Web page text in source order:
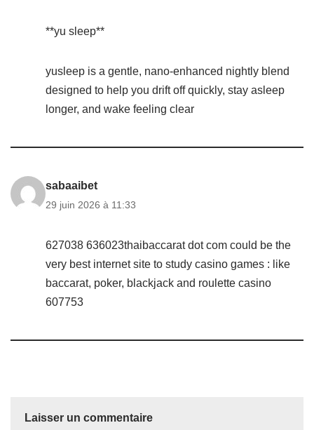
**yu sleep**
yusleep is a gentle, nano-enhanced nightly blend
designed to help you drift off quickly, stay asleep
longer, and wake feeling clear
sabaaibet
29 juin 2026 à 11:33
627038 636023thaibaccarat dot com could be the
very best internet site to study casino games : like
baccarat, poker, blackjack and roulette casino
607753
Laisser un commentaire